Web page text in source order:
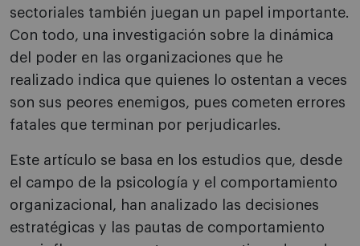
sectoriales también juegan un papel importante.
Con todo, una investigación sobre la dinámica
del poder en las organizaciones que he
realizado indica que quienes lo ostentan a veces
son sus peores enemigos, pues cometen errores
fatales que terminan por perjudicarles.
Este artículo se basa en los estudios que, desde
el campo de la psicología y el comportamiento
organizacional, han analizado las decisiones
estratégicas y las pautas de comportamiento